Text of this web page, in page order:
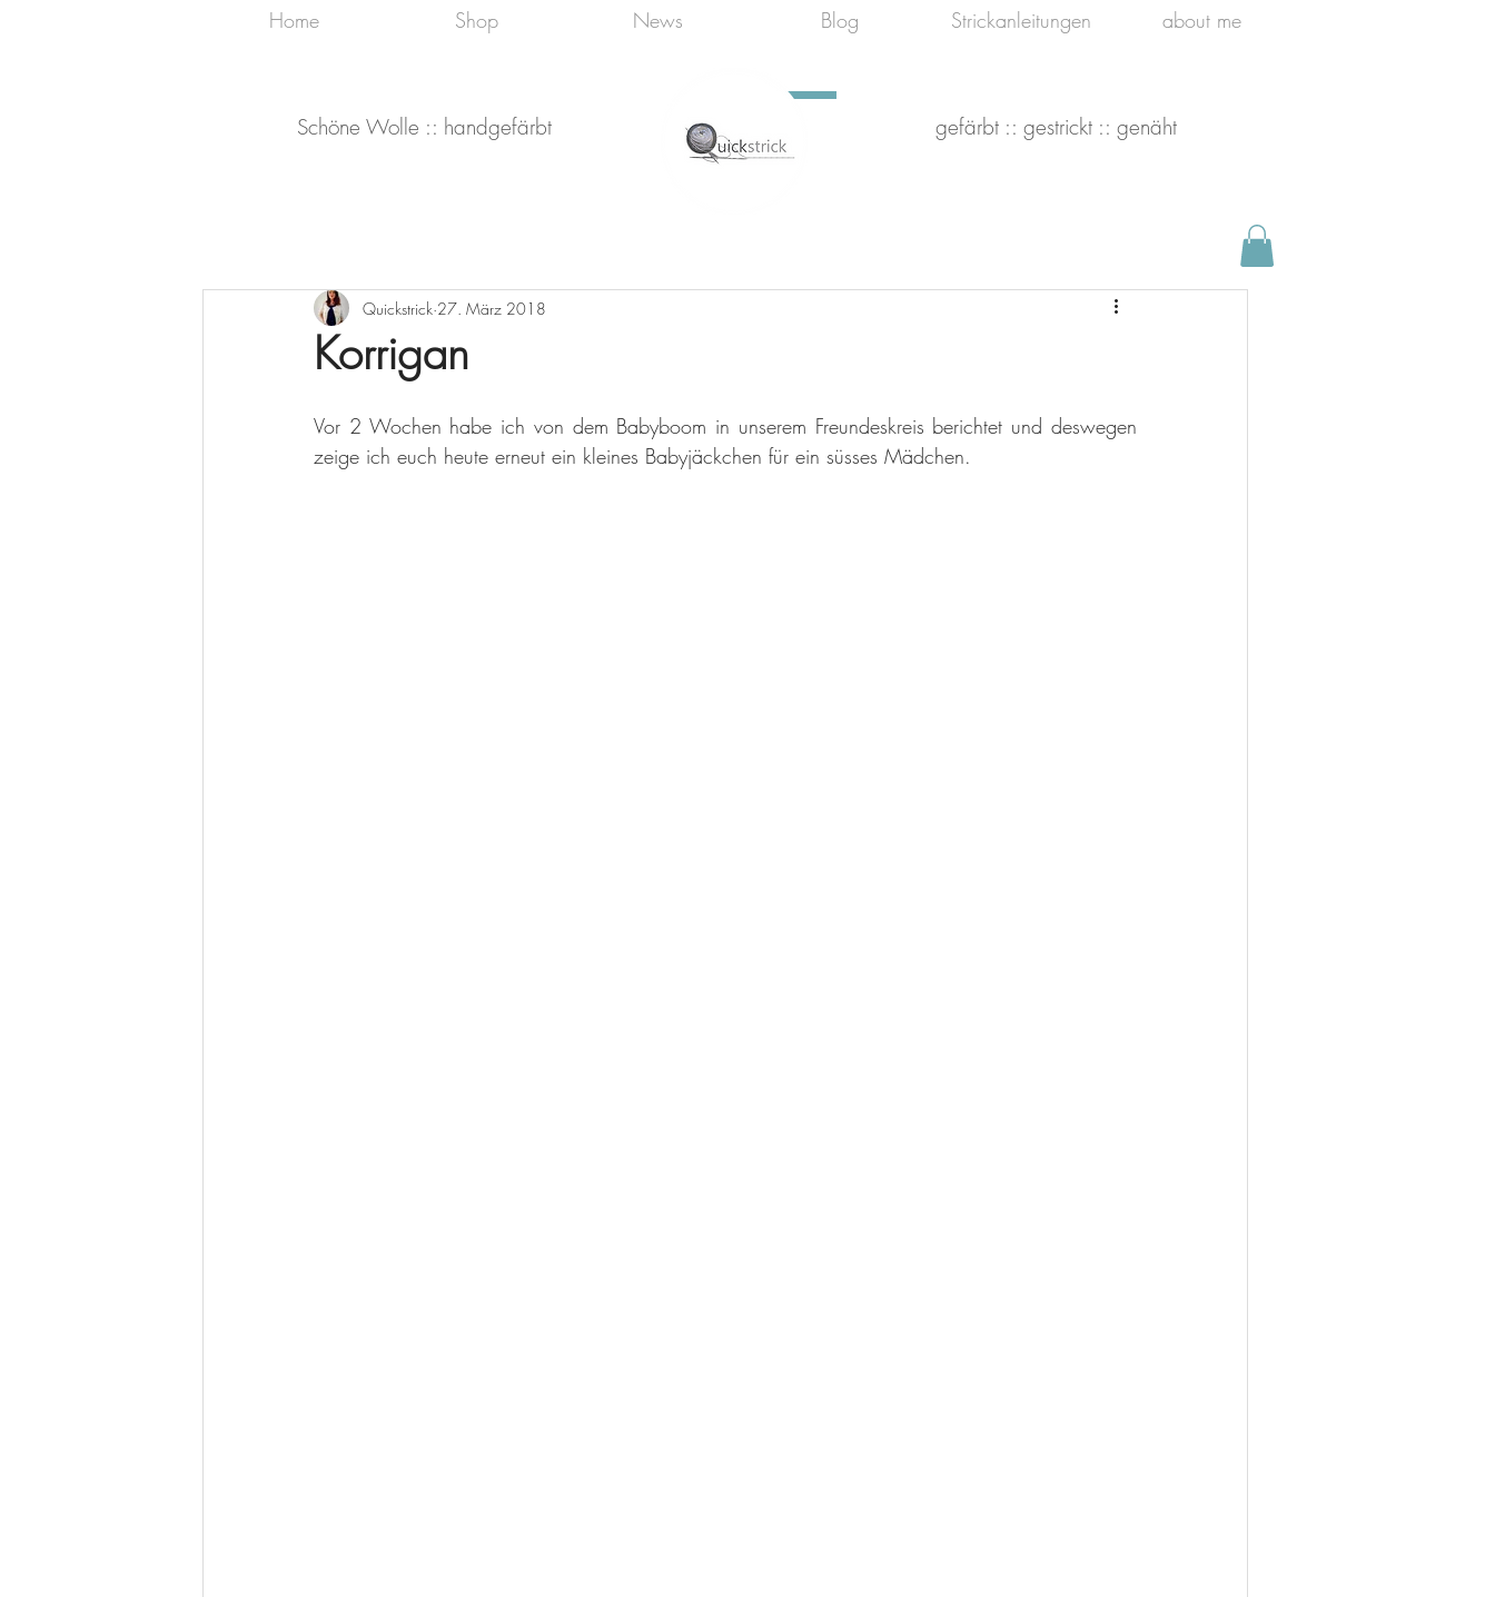
Home Shop News Blog Strickanleitungen about me
Schöne Wolle :: handgefärbt gefärbt :: gestrickt :: genäht
Korrigan
Quickstrick 27. März 2018
Vor 2 Wochen habe ich von dem Babyboom in unserem Freundeskreis berichtet und deswegen
zeige ich euch heute erneut ein kleines Babyjäckchen für ein süsses Mädchen.